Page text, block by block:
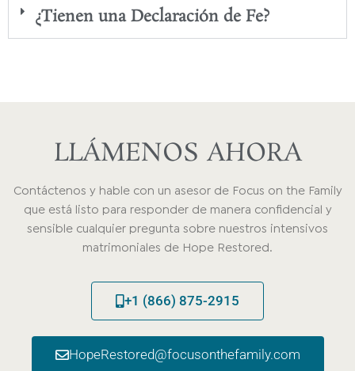
¿Tienen una Declaración de Fe?
LLÁMENOS AHORA
Contáctenos y hable con un asesor de Focus on the Family
que está listo para responder de manera confidencial y
sensible cualquier pregunta sobre nuestros intensivos
matrimoniales de Hope Restored.
+1 (866) 875-2915
HopeRestored@focusonthefamily.com